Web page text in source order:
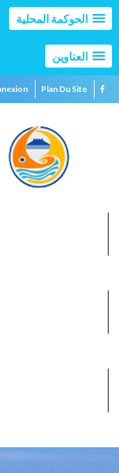
الحوكمة المحلية
العناوين
Plan Du Site